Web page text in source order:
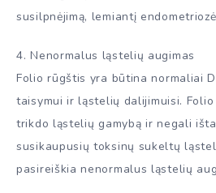
susilpnėjimą, lemiantį
4. Nenormalus ląstelių augimas
Folio rūgštis yra būtina normaliai
taisymui ir ląstelių dalijimuisi.
trikdo ląstelių gamybą ir negali
susikaupusių toksinų sukeltų
pasireiškia nenormalus ląstelių